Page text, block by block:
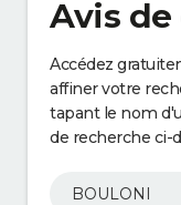
Avis de
Accédez
affiner votre
tapant le nom
de recherche ci-